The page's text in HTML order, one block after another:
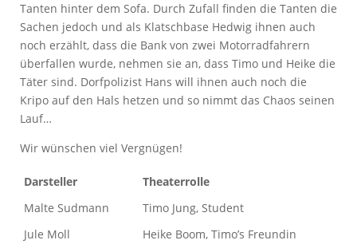
Tanten hinter dem Sofa. Durch Zufall finden die Tanten die
Sachen jedoch und als Klatschbase Hedwig ihnen auch
noch erzählt, dass die Bank von zwei Motorradfahrern
überfallen wurde, nehmen sie an, dass Timo und Heike die
Täter sind. Dorfpolizist Hans will ihnen auch noch die
Kripo auf den Hals hetzen und so nimmt das Chaos seinen
Lauf…
Wir wünschen viel Vergnügen!
Darsteller
Theaterrolle
Malte Sudmann
Timo Jung, Student
Jule Moll
Heike Boom, Timo’s Freundin